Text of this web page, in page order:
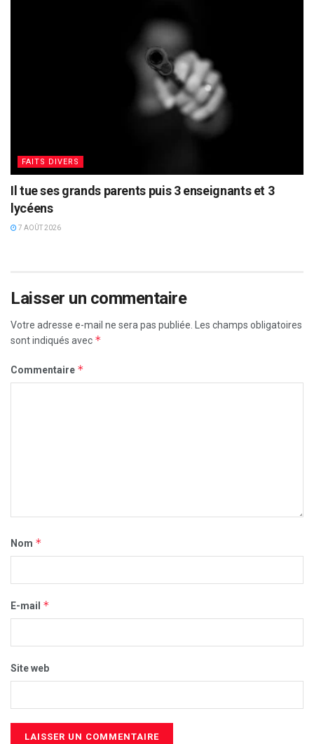
FAITS DIVERS
Il tue ses grands parents puis 3 enseignants et 3
lycéens
7 AOÛT 2026
Laisser un commentaire
Votre adresse e-mail ne sera pas publiée. Les champs obligatoires
sont indiqués avec *
Commentaire *
Nom *
E-mail *
Site web